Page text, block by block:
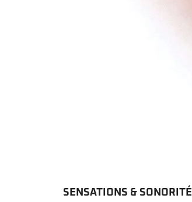
SENSATIONS & SONORITÉ